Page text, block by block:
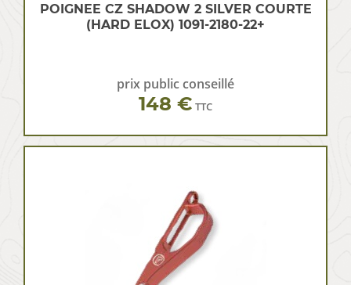
POIGNEE CZ SHADOW 2 SILVER COURTE
(HARD ELOX) 1091-2180-22+
prix public conseillé
148 € TTC